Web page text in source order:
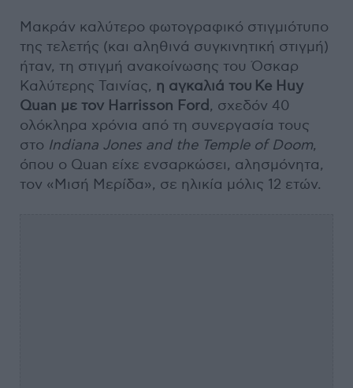
Μακράν καλύτερο φωτογραφικό στιγμιότυπο
της τελετής (και αληθινά συγκινητική στιγμή)
ήταν, τη στιγμή ανακοίνωσης του Όσκαρ
Καλύτερης Ταινίας, η αγκαλιά του Ke Huy
Quan με τον Harrisson Ford, σχεδόν 40
ολόκληρα χρόνια από τη συνεργασία τους
στο Indiana Jones and the Temple of Doom,
όπου ο Quan είχε ενσαρκώσει, αλησμόνητα,
τον «Μισή Μερίδα», σε ηλικία μόλις 12 ετών.